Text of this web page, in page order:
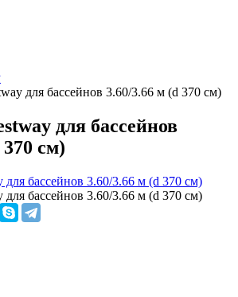
для бассейнов 3.60/3.66 м (d 370 см)
для бассейнов
см)